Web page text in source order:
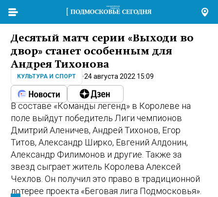
Десятый матч серии «Выходи во
двор» станет особенным для
Андрея Тихонова
КУЛЬТУРА И СПОРТ 24 августа 2022 15:09
В составе «Команды легенд» в Королеве на
поле выйдут победитель Лиги чемпионов
Дмитрий Аленичев, Андрей Тихонов, Егор
Титов, Александр Ширко, Евгений Алдонин,
Александр Филимонов и другие. Также за
звезд сыграет житель Королева Алексей
Чехлов. Он получил это право в традиционной
лотерее проекта «Беговая лига Подмосковья».